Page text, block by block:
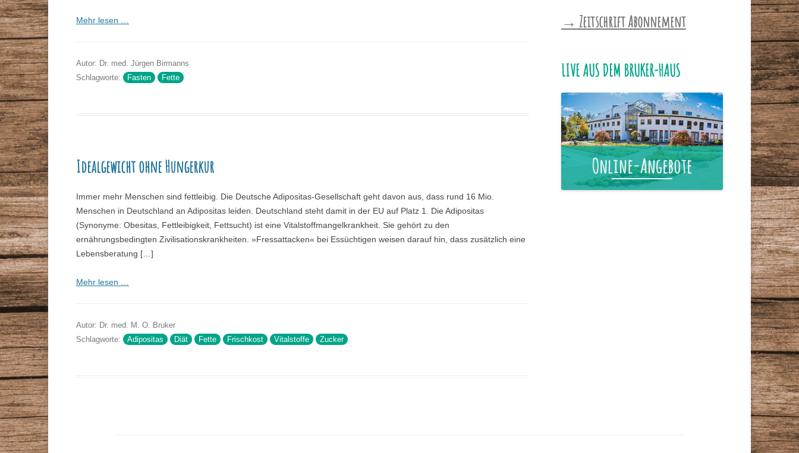
Mehr lesen …
Autor: Dr. med. Jürgen Birmanns
Schlagworte:
Fasten Fette
Idealgewicht ohne Hungerkur
Immer mehr Menschen sind fettleibig. Die Deutsche Adipositas-Gesellschaft geht davon aus, dass rund 16 Mio.
Menschen in Deutschland an Adipositas leiden. Deutschland steht damit in der EU auf Platz 1. Die Adipositas
(Synonyme: Obesitas, Fettleibigkeit, Fettsucht) ist eine Vitalstoffmangelkrankheit. Sie gehört zu den
ernährungsbedingten Zivilisationskrankheiten. »Fressattacken« bei Essüchtigen weisen darauf hin, dass zusätzlich eine
Lebensberatung […]
Mehr lesen …
Autor: Dr. med. M. O. Bruker
Schlagworte:
Adipositas Diät Fette Frischkost Vitalstoffe Zucker
→ Zeitschrift Abonnement
LIVE AUS DEM BRUKER-HAUS